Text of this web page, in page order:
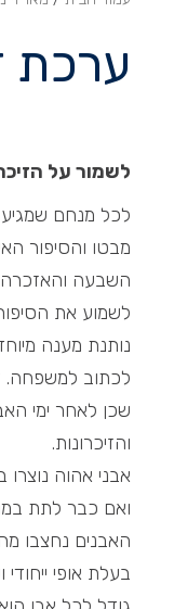
ערכת
לשמור על
לכל מנחם
מבטו והסיפור
השבעה
לשמוע את
נותנת מענה
לכתוב למשפחה.
שכן לאחר ימי
והזיכרונות.
אבני אהוה
ואם כבר לתת
האבנים נחצבו
בעלת אופי ייחודי